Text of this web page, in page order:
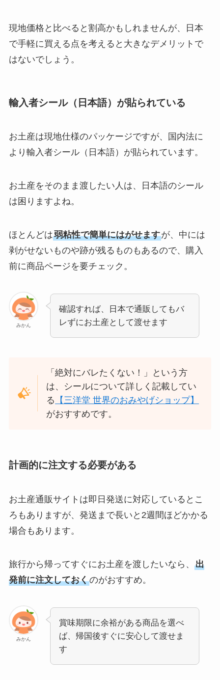
現地価格と比べると割高かもしれませんが、日本
で手軽に買える点を考えると大きなデメリットで
はないでしょう。
輸入者シール（日本語）が貼られている
お土産は現地仕様のパッケージですが、国内法に
より輸入者シール（日本語）が貼られています。
お土産をそのまま渡したい人は、日本語のシール
は困りますよね。
ほとんどは弱粘性で簡単にはがせますが、中には
剥がせないものや跡が残るものもあるので、購入
前に商品ページを要チェック。
みかん
確認すれば、日本で通販してもバ
レずにお土産として渡せます
「絶対にバレたくない！」という方
は、シールについて詳しく記載してい
る
【三洋堂 世界のおみやげショップ】
がおすすめです。
計画的に注文する必要がある
お土産通販サイトは即日発送に対応しているとこ
ろもありますが、発送まで長いと2週間ほどかかる
場合もあります。
旅行から帰ってすぐにお土産を渡したいなら、 出
発前に注文しておくのがおすすめ。
みかん
賞味期限に余裕がある商品を選べ
ば、帰国後すぐに安心して渡せま
す